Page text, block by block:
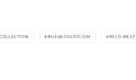
NUEVA COLECCION WILD WEST